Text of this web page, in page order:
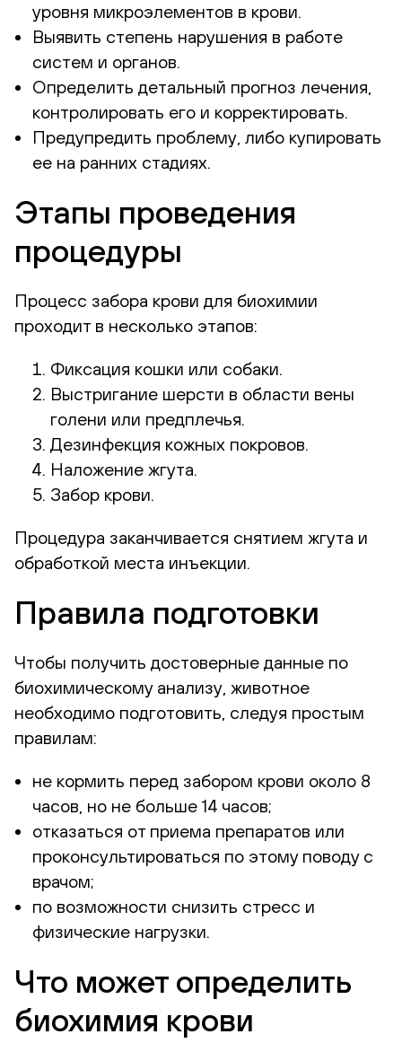
уровня микроэлементов в крови.
Выявить степень нарушения в работе
систем и органов.
Определить детальный прогноз лечения,
контролировать его и корректировать.
Предупредить проблему, либо купировать
ее на ранних стадиях.
Этапы проведения
процедуры
Процесс забора крови для биохимии
проходит в несколько этапов:
Фиксация кошки или собаки.
Выстригание шерсти в области вены
голени или предплечья.
Дезинфекция кожных покровов.
Наложение жгута.
Забор крови.
Процедура заканчивается снятием жгута и
обработкой места инъекции.
Правила подготовки
Чтобы получить достоверные данные по
биохимическому анализу, животное
необходимо подготовить, следуя простым
правилам:
не кормить перед забором крови около 8
часов, но не больше 14 часов;
отказаться от приема препаратов или
проконсультироваться по этому поводу с
врачом;
по возможности снизить стресс и
физические нагрузки.
Что может определить
биохимия крови